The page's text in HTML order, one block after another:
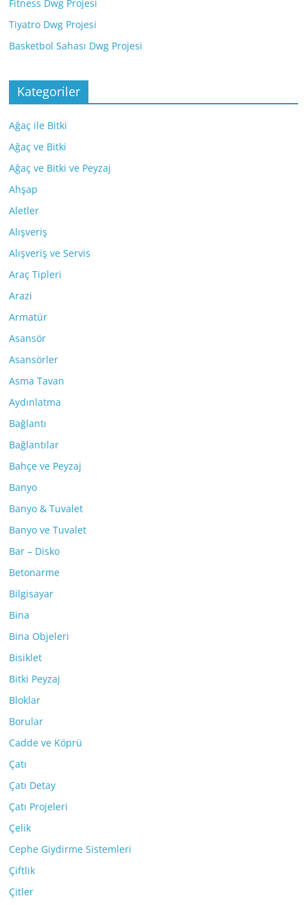
Fitness Dwg Projesi
Tiyatro Dwg Projesi
Basketbol Sahası Dwg Projesi
Kategoriler
Ağaç ile Bitki
Ağaç ve Bitki
Ağaç ve Bitki ve Peyzaj
Ahşap
Aletler
Alışveriş
Alışveriş ve Servis
Araç Tipleri
Arazi
Armatür
Asansör
Asansörler
Asma Tavan
Aydınlatma
Bağlantı
Bağlantılar
Bahçe ve Peyzaj
Banyo
Banyo & Tuvalet
Banyo ve Tuvalet
Bar – Disko
Betonarme
Bilgisayar
Bina
Bina Objeleri
Bisiklet
Bitki Peyzaj
Bloklar
Borular
Cadde ve Köprü
Çatı
Çatı Detay
Çatı Projeleri
Çelik
Cephe Giydirme Sistemleri
Çiftlik
Çitler